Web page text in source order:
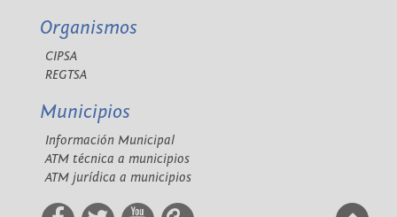
Organismos
CIPSA
REGTSA
Municipios
Información Municipal
ATM técnica a municipios
ATM jurídica a municipios